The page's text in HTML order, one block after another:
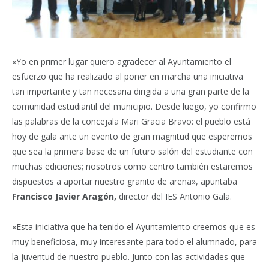
«Yo en primer lugar quiero agradecer al Ayuntamiento el
esfuerzo que ha realizado al poner en marcha una iniciativa
tan importante y tan necesaria dirigida a una gran parte de la
comunidad estudiantil del municipio. Desde luego, yo confirmo
las palabras de la concejala Mari Gracia Bravo: el pueblo está
hoy de gala ante un evento de gran magnitud que esperemos
que sea la primera base de un futuro salón del estudiante con
muchas ediciones; nosotros como centro también estaremos
dispuestos a aportar nuestro granito de arena», apuntaba
Francisco Javier Aragón, director del IES Antonio Gala.
«Esta iniciativa que ha tenido el Ayuntamiento creemos que es
muy beneficiosa, muy interesante para todo el alumnado, para
la juventud de nuestro pueblo. Junto con las actividades que